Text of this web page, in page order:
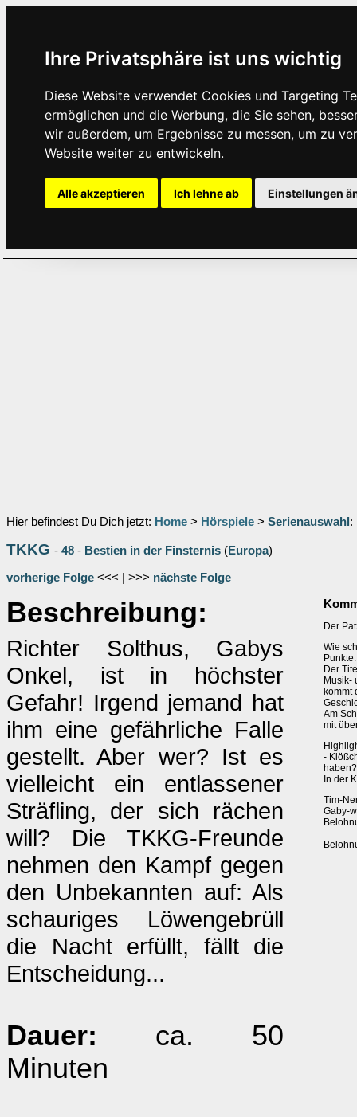
Ihre Privatsphäre ist uns wichtig
Diese Website verwendet Cookies und Targeting
ermöglichen und die Werbung, die Sie sehen,
wir außerdem, um Ergebnisse zu messen, um zu
Website weiter zu entwickeln.
Alle akzeptieren Ich lehne ab Einstellungen
Hier befindest Du Dich jetzt: Home > Hörspiele > Serienauswahl :
TKKG - 48 - Bestien in der Finsternis (Europa)
vorherige Folge <<< | >>> nächste Folge
Beschreibung:
Richter Solthus, Gabys
Onkel, ist in höchster
Gefahr! Irgend jemand hat
ihm eine gefährliche Falle
gestellt. Aber wer? Ist es
vielleicht ein entlassener
Sträfling, der sich rächen
will? Die TKKG-Freunde
nehmen den Kampf gegen
den Unbekannten auf: Als
schauriges Löwengebrüll
die Nacht erfüllt, fällt die
Entscheidung...
Dauer: ca. 50
Minuten
Der
Wie
Punkte.
Der
Musik-
kommt
Am
mit
-
In der
Tim-
Gaby-